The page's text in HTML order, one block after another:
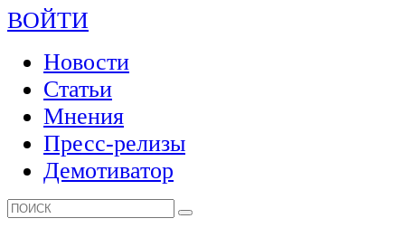
ВОЙТИ
Новости
Статьи
Мнения
Пресс-релизы
Демотиватор